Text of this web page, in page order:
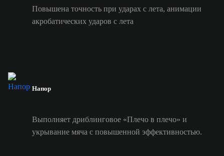
Повышена точность при ударах с лета, анимации
акробатических ударов с лета
Напор
Выполняет дриблинговое «Плечо в плечо» и
укрывание мяча с повышенной эффективностью.